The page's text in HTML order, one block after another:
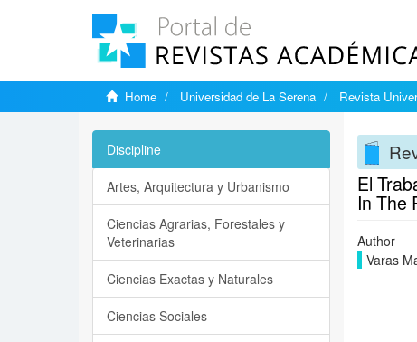
Home Universidad de La Serena Revista
El
In The
Author
Varas
Discipline
Artes, Arquitectura y Urbanismo
Ciencias Agrarias, Forestales y
Veterinarias
Ciencias Exactas y Naturales
Ciencias Sociales